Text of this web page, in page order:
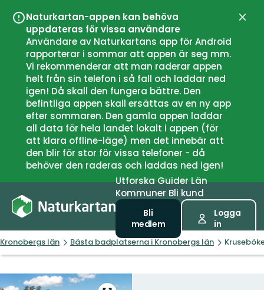
Naturkartan-appen kan behöva
uppdateras för vissa användare
Användare av Naturkartans app för Android
rapporterar i sommar att appen är seg mm.
Vi rekommenderar att man raderar appen
helt från sin telefon i så fall och laddar ned
igen! Då skall den fungera bättre. Den
befintliga appen skall ersättas av en ny app
efter sommaren. Den gamla appen laddar
all data för hela landet lokalt i appen (för
att klara offline-läge) men det innebär att
den blir för stor för vissa telefoner - då
behöver den raderas och laddas ned igen!
UtforskaGuiderLän
Kommuner Bli kund
Bli
medlem
Logga
in
Kronobergs län Bästa badplatserna i Kronobergs län